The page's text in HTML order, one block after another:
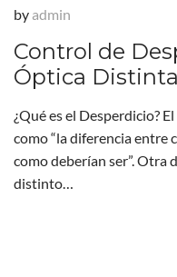
by admin
Control de
Óptica Distinta
¿Qué es el Desperdicio?
como “la diferencia entre
como deberían ser”. Otra
distinto…